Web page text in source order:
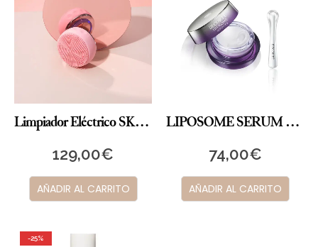
Limpiador Eléctrico SKIN GENIE PRO
129,00€
AÑADIR AL CARRITO
LIPOSOME SERUM REPARADOR LABIAL
74,00€
AÑADIR AL CARRITO
-25%